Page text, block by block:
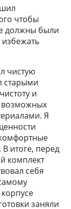
чтобы
должны были
избежать
чистую
старыми
и
возможных
Я
итоге, перед
комплект
себя
заняли